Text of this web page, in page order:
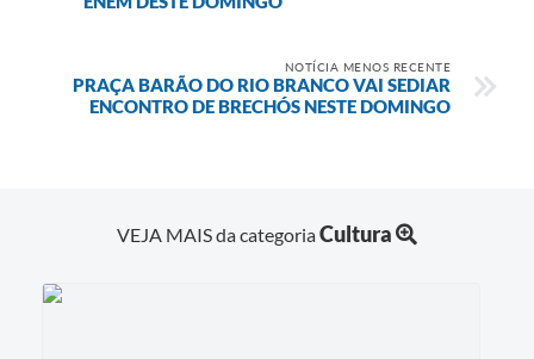
NOTÍCIA MENOS RECENTE
PRAÇA BARÃO DO RIO BRANCO VAI SEDIAR
ENCONTRO DE BRECHÓS NESTE DOMINGO
VEJA MAIS da categoriaCultura